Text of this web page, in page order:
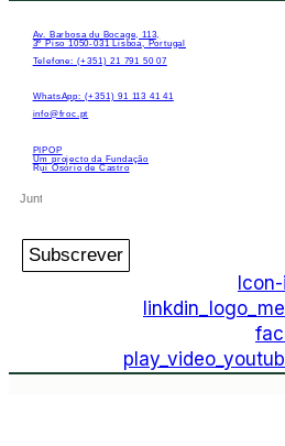
Av. Barbosa du Bocage, 113,
3º Piso 1050-031 Lisboa, Portugal
Telefone: (+351) 21 791 50 07
WhatsApp: (+351) 91 113 41 41
info@froc.pt
PIPOP
Um projecto da Fundação
Rui Osório de Castro
Subscrever